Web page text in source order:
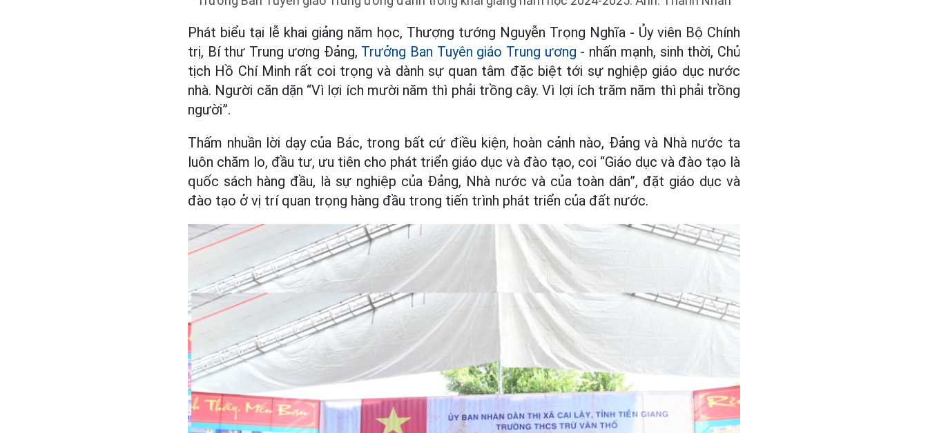
Phát biểu tại lễ khai giảng năm học, Thượng tướng Nguyễn Trọng Nghĩa - Ủy viên Bộ Chính
trị, Bí thư Trung ương Đảng, Trưởng Ban Tuyên giáo Trung ương - nhấn mạnh, sinh thời, Chủ
tịch Hồ Chí Minh rất coi trọng và dành sự quan tâm đặc biệt tới sự nghiệp giáo dục nước
nhà. Người căn dặn “Vì lợi ích mười năm thì phải trồng cây. Vì lợi ích trăm năm thì phải trồng
người”.
Thấm nhuần lời dạy của Bác, trong bất cứ điều kiện, hoàn cảnh nào, Đảng và Nhà nước ta
luôn chăm lo, đầu tư, ưu tiên cho phát triển giáo dục và đào tạo, coi “Giáo dục và đào tạo là
quốc sách hàng đầu, là sự nghiệp của Đảng, Nhà nước và của toàn dân”, đặt giáo dục và
đào tạo ở vị trí quan trọng hàng đầu trong tiến trình phát triển của đất nước.